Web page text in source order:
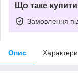
Що таке
Замовлення
Опис